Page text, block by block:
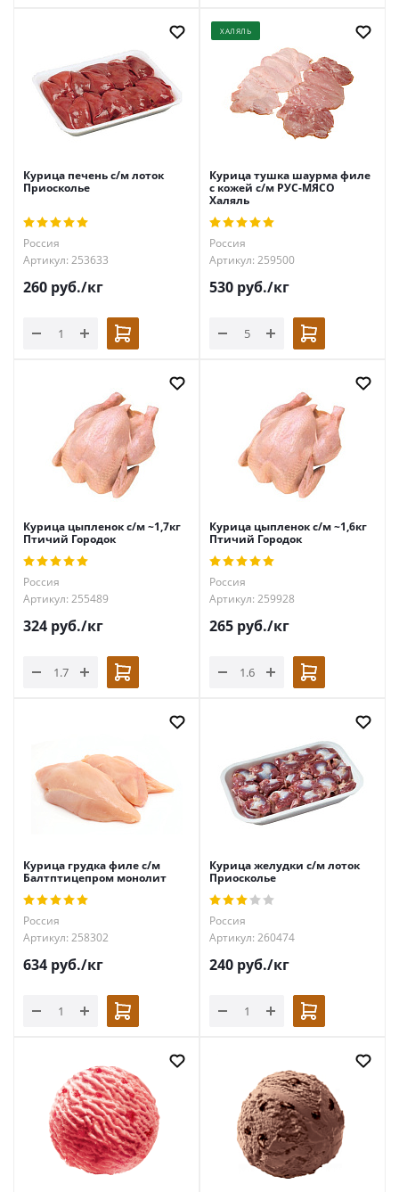
Курица печень с/м лоток
Приосколье
Россия
Артикул: 253633
260 руб./кг
ХАЛЯЛЬ
Курица тушка шаурма филе
с кожей с/м РУС-МЯСО
Халяль
Россия
Артикул: 259500
530 руб./кг
Курица цыпленок с/м ~1,7кг
Птичий Городок
Россия
Артикул: 255489
324 руб./кг
Курица цыпленок с/м ~1,6кг
Птичий Городок
Россия
Артикул: 259928
265 руб./кг
Курица грудка филе с/м
Балтптицепром монолит
Россия
Артикул: 258302
634 руб./кг
Курица желудки с/м лоток
Приосколье
Россия
Артикул: 260474
240 руб./кг